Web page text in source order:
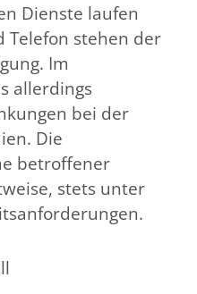
Dienste laufen
Telefon stehen der
Im
allerdings
bei der
Die
betroffener
stets unter